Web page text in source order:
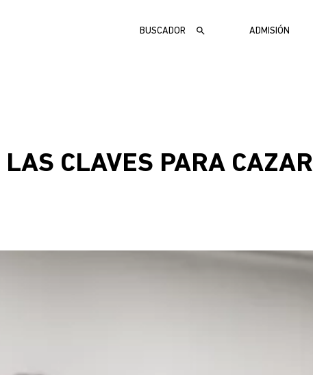
Buscar
MENÚ
ADMISIÓN
LAS CLAVES PARA CAZAR